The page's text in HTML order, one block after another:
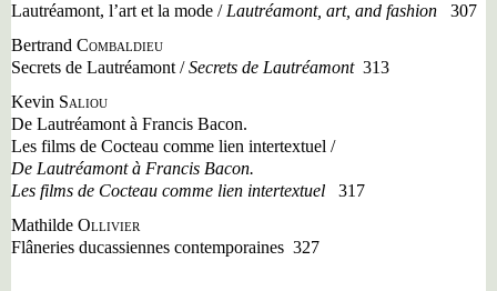
Lautréamont, l’art et la mode / Lautréamont, art, and fashion
307
Bertrand Combaldieu
Secrets de Lautréamont /Secrets de Lautréamont 313
Kevin Saliou
De Lautréamont à Francis Bacon.
Les films de Cocteau comme lien intertextuel /
De Lautréamont à Francis Bacon.
Les films de Cocteau comme lien intertextuel
317
Mathilde Ollivier
Flâneries ducassiennes contemporaines 327